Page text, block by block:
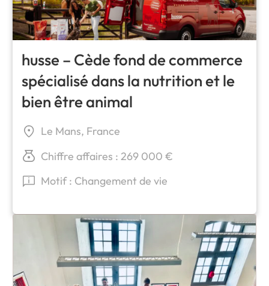
husse – Cède fond de commerce
spécialisé dans la nutrition et le
bien être animal
Le Mans, France
Chiffre affaires : 269 000 €
Motif : Changement de vie